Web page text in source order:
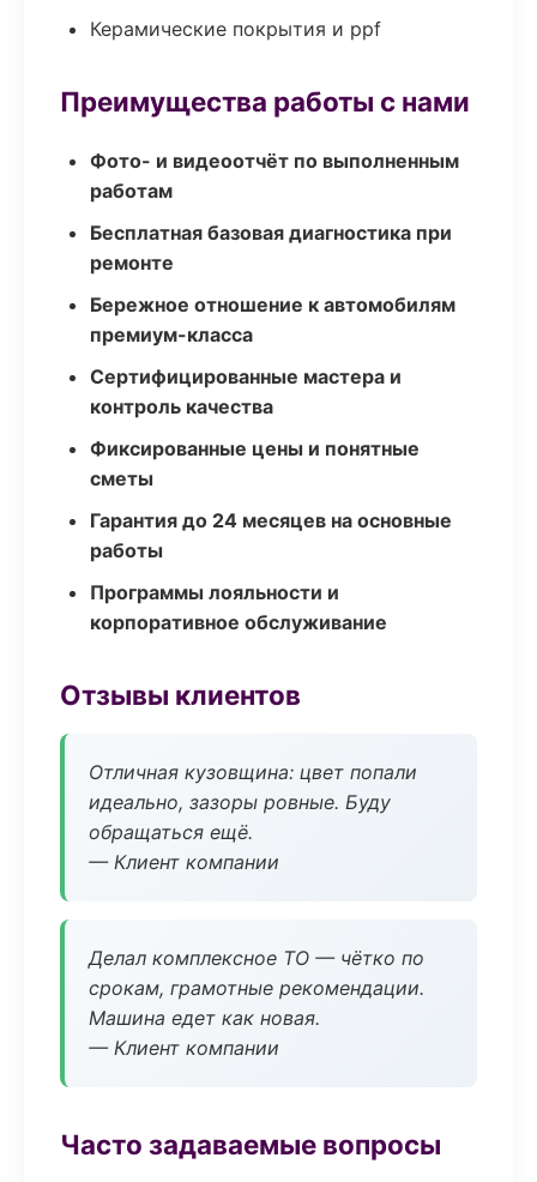
Керамические покрытия и ppf
Преимущества работы с нами
Фото- и видеоотчёт по выполненным
работам
Бесплатная базовая диагностика при
ремонте
Бережное отношение к автомобилям
премиум-класса
Сертифицированные мастера и
контроль качества
Фиксированные цены и понятные
сметы
Гарантия до 24 месяцев на основные
работы
Программы лояльности и
корпоративное обслуживание
Отзывы клиентов
Отличная кузовщина: цвет попали
идеально, зазоры ровные. Буду
обращаться ещё.
— Клиент компании
Делал комплексное ТО — чётко по
срокам, грамотные рекомендации.
Машина едет как новая.
— Клиент компании
Часто задаваемые вопросы